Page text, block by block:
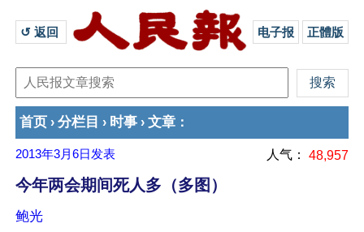
↺ 返回 电子报 正體版
首页 › 分栏目 › 时事 › 文章 ：
2013年3月6日 发表 人气： 48,957
今年两会期间死人多（多图）
鲍光